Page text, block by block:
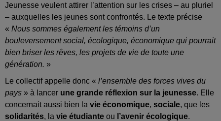
Jeunesse veulent attirer l’attention sur les crises – au pluriel
– auxquelles les jeunes sont confrontés. Le texte précise
« Nous sommes également les témoins d’un
bouleversement social, écologique, économique qui pourrait
bien briser les rêves, les projets de vie de toute une
génération. »
Le collectif appelle donc « l’ensemble des forces vives du
pays » à lancer une grande réflexion sur la jeunesse. Elle
concernait aussi bien la vie économique, sociale, que les
solidarités, la vie étudiante ou l’avenir écologique.